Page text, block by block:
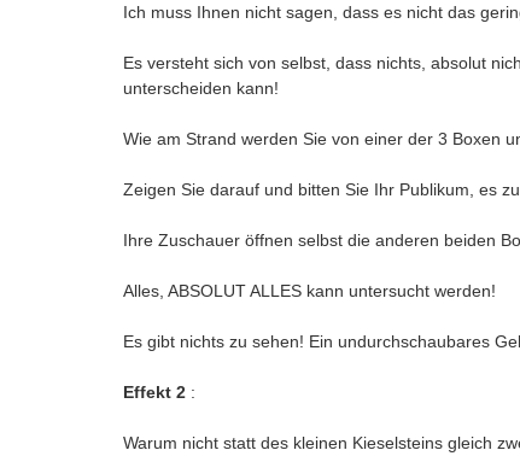
Ich muss Ihnen nicht sagen, dass es nicht das
Es versteht sich von selbst, dass nichts, absolut
unterscheiden kann!
Wie am Strand werden Sie von einer der 3 Boxen
Zeigen Sie darauf und bitten Sie Ihr Publikum, es
Ihre Zuschauer öffnen selbst die anderen beiden
Alles, ABSOLUT ALLES kann untersucht werden!
Es gibt nichts zu sehen! Ein undurchschaubares
Effekt 2 :
Warum nicht statt des kleinen Kieselsteins gleich